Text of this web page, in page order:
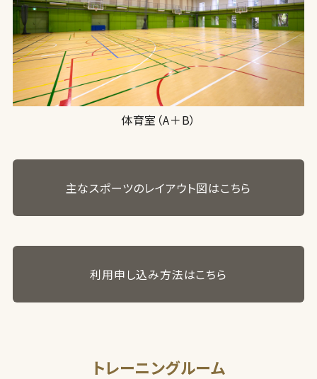
体育室（A＋B）
主なスポーツのレイアウト図はこちら
利用申し込み方法はこちら
トレーニングルーム